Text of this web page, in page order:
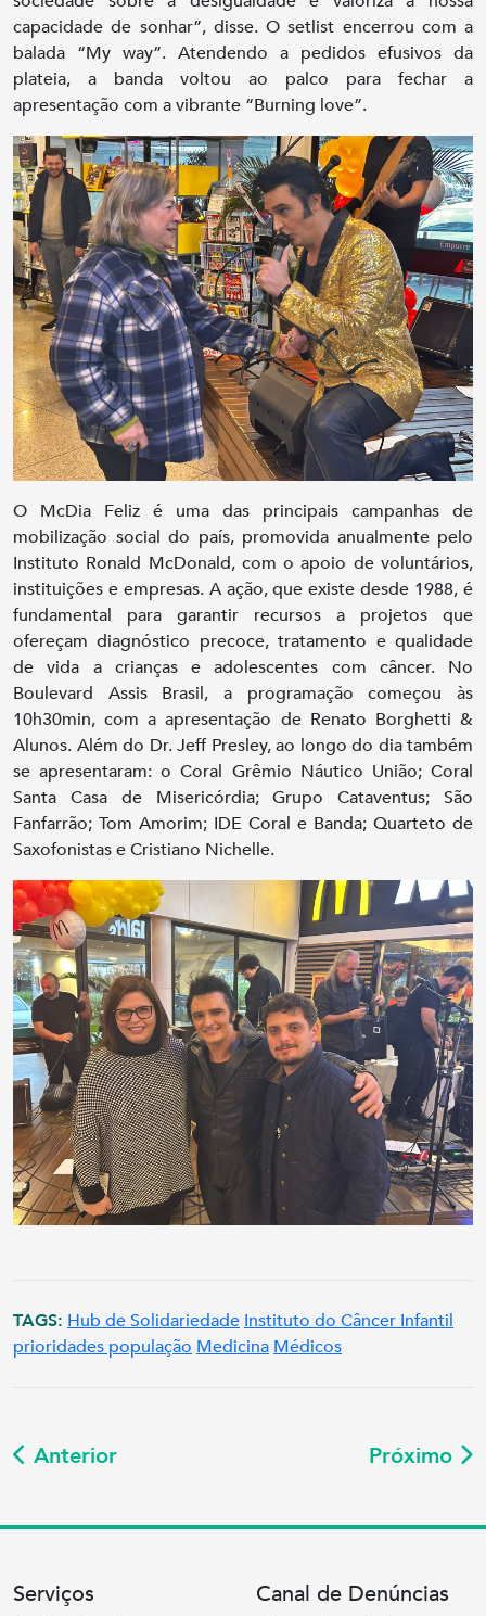
capacidade de sonhar”, disse. O setlist encerrou com a
balada “My way”. Atendendo a pedidos efusivos da
plateia, a banda voltou ao palco para fechar a
apresentação com a vibrante “Burning love”.
O McDia Feliz é uma das principais campanhas de
mobilização social do país, promovida anualmente pelo
Instituto Ronald McDonald, com o apoio de voluntários,
instituições e empresas. A ação, que existe desde 1988, é
fundamental para garantir recursos a projetos que
ofereçam diagnóstico precoce, tratamento e qualidade
de vida a crianças e adolescentes com câncer. No
Boulevard Assis Brasil, a programação começou às
10h30min, com a apresentação de Renato Borghetti &
Alunos. Além do Dr. Jeff Presley, ao longo do dia também
se apresentaram: o Coral Grêmio Náutico União; Coral
Santa Casa de Misericórdia; Grupo Cataventus; São
Fanfarrão; Tom Amorim; IDE Coral e Banda; Quarteto de
Saxofonistas e Cristiano Nichelle.
TAGS: Hub de Solidariedade Instituto do Câncer Infantil
prioridades população Medicina Médicos
Anterior Próximo
Serviços Canal de Denúncias